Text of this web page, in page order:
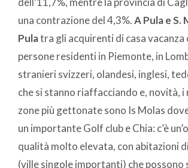
una contrazione del 4,3%.APula e S.
Pulatra gli acquirenti di casa vacanza
persone residenti in Piemonte, in
stranieri svizzeri, olandesi, inglesi,
che si stanno riaffacciando e, novità, i
zone più gettonate sono Is Molas
un importante Golf club e Chia: c’è
qualità molto elevata, con abitazioni
(ville singole importanti) che possono